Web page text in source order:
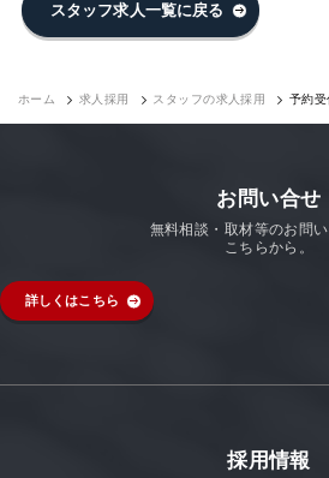
スタッフ求人一覧に戻る
ホーム 求人採用 スタッフの求人採用
予約受
お問い合せ
無料相談・取材等のお問
こちらから。
詳しくはこちら
採用情報